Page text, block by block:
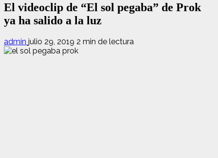
El videoclip de “El sol pegaba” de Prok
ya ha salido a la luz
admin julio 29, 2019 2 min de lectura